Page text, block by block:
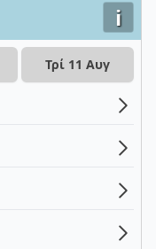
i
Τρί 11 Αυγ